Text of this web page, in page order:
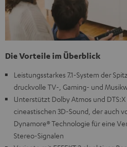
Die Vorteile im Überblick
Leistungsstarkes 7.1-System der
druckvolle TV-, Gaming- und
Unterstützt Dolby Atmos und
cineastischen 3D-Sound, der auch
Dynamore® Technologie für eine
Stereo-Signalen